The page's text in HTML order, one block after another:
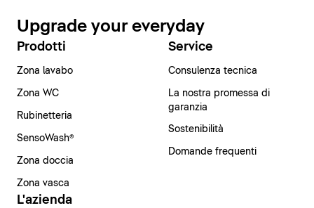
Upgrade your everyday
Prodotti
Zona lavabo
Zona WC
Rubinetteria
SensoWash®
Zona doccia
Zona vasca
Service
Consulenza tecnica
La nostra promessa di
garanzia
Sostenibilità
Domande frequenti
L'azienda